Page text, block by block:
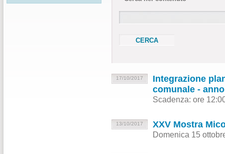
17/10/2017
Integrazione
comunale -
Scadenza: ore
13/10/2017 XXV Mostra
Domenica 15